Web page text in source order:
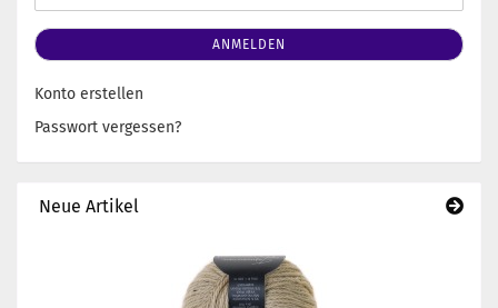
ANMELDEN
Konto erstellen
Passwort vergessen?
Neue Artikel